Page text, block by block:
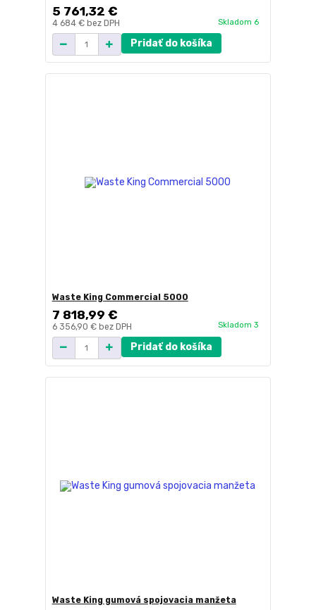
5 761,32 €
4 684 € bez DPH Skladom 6
Pridať do košíka
Waste King Commercial 5000
7 818,99 €
6 356,90 € bez DPH Skladom 3
Pridať do košíka
Waste King gumová spojovacia manžeta